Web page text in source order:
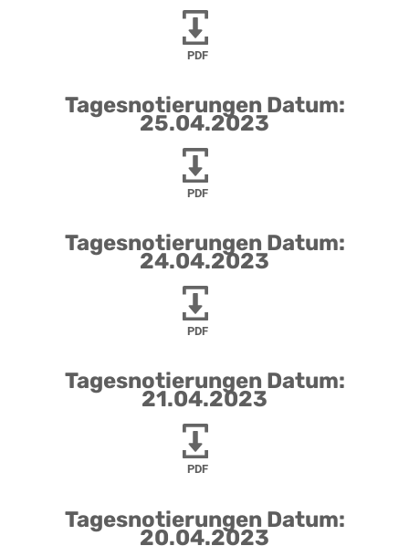
PDF
Tagesnotierungen Datum:
25.04.2023
PDF
Tagesnotierungen Datum:
24.04.2023
PDF
Tagesnotierungen Datum:
21.04.2023
PDF
Tagesnotierungen Datum:
20.04.2023